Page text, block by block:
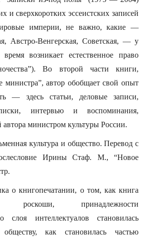
и сверхкоротких эссеистских записей
империи, не важно, какие —
Австро-Венгерская, Советская, — у
возникает естественное право
Во второй части книги,
министра”, автор обобщает свой опыт
— здесь статьи, деловые записи,
интервью и воспоминания,
автора министром культуры России.
культура и общество. Перевод с
Ирины Стаф. М., “Новое
о книгопечатании, о том, как книга
принадлежности
слоя интеллектуалов становилась
как становилась частью